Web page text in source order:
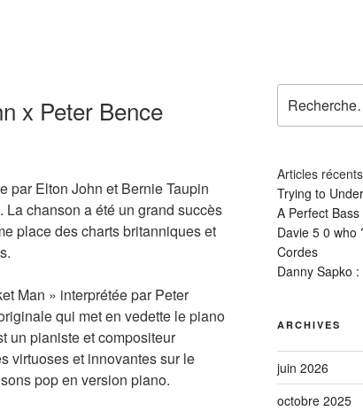
x Peter Bence
par Elton John et Bernie Taupin
chanson a été un grand succès
place des charts britanniques et
Man » interprétée par Peter
qui met en vedette le piano
un pianiste et compositeur
virtuoses et innovantes sur le
pop en version piano.
pour
:
Articles récents
Trying to
A Perfect
Davie 5 0 who
Cordes
Danny Sapko :
ARCHIVES
juin 2026
octobre 2025